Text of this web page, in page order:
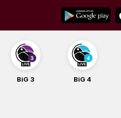
content
BiG 3 BiG 4